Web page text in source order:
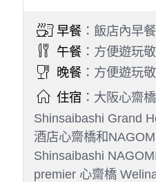
早餐：飯店內早餐
午餐：方便遊玩
晚餐：方便遊玩
住宿：大阪心齋
Shinsaibashi Grand
酒店心齋橋和
Shinsaibashi
premier 心齋橋